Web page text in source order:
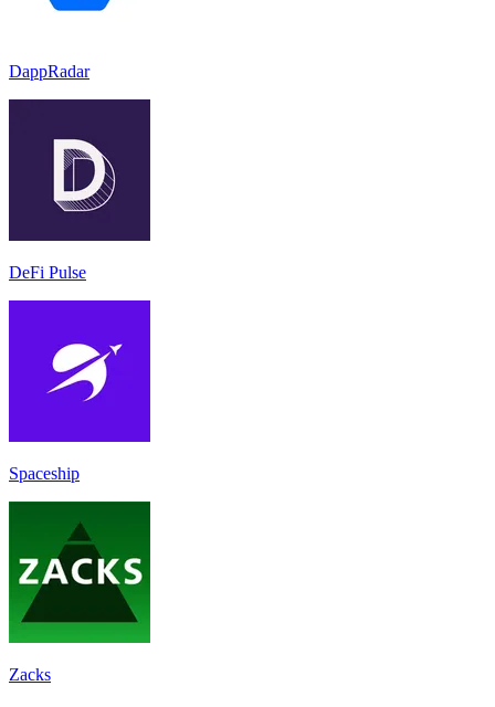
DappRadar
DeFi Pulse
Spaceship
Zacks